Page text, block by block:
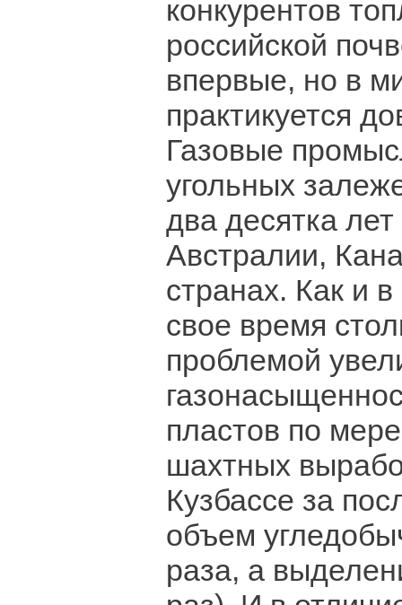
конкурентов
российской
впервые, но в
практикуется
Газовые
угольных
два десятка
Австралии,
странах. Как и
свое время
проблемой
пластов по
шахтных
Кузбассе за
объем
раза, а